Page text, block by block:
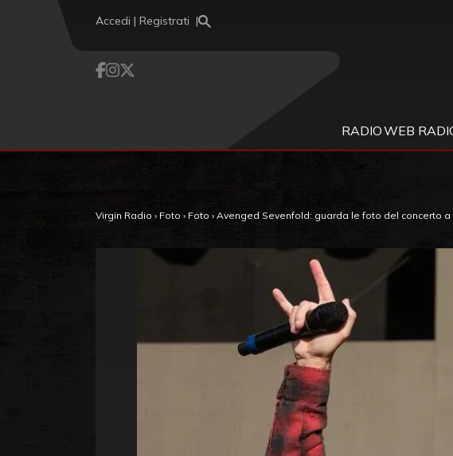
Accedi | Registrati
RADIOWEB
Virgin Radio › Foto › Foto › Avenged Sevenfold: guarda le foto del concerto a